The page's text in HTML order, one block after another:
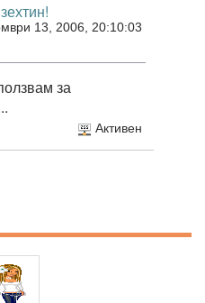
13, 2006, 20:10:03
за
Активен